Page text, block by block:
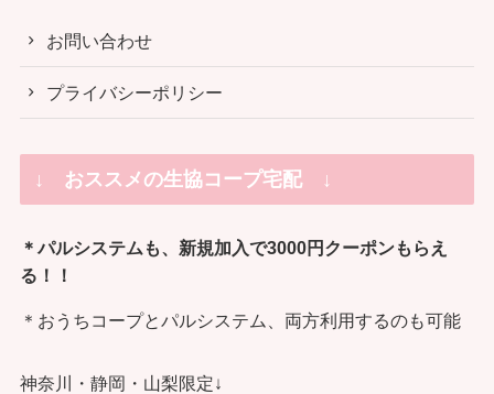
お問い合わせ
プライバシーポリシー
↓ おススメの生協コープ宅配 ↓
＊パルシステムも、新規加入で3000円クーポンもらえ
る！！
＊おうちコープとパルシステム、両方利用するのも可能
神奈川・静岡・山梨限定↓